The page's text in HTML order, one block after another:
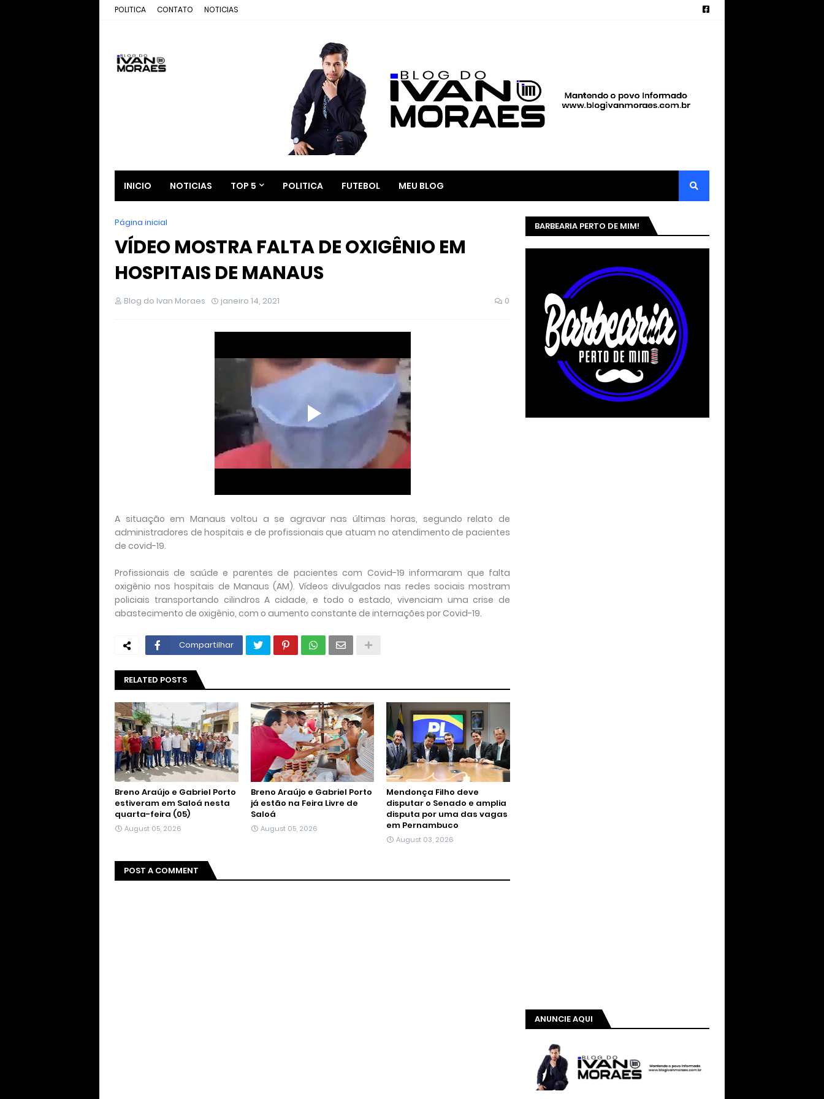
POLITICA CONTATO NOTICIAS
INICIO NOTICIAS TOP 5 POLITICA FUTEBOL MEU BLOG
Página inicial
VÍDEO MOSTRA FALTA DE OXIGÊNIO EM
HOSPITAIS DE MANAUS
Blog do Ivan Moraes janeiro 14, 2021 0
A situação em Manaus voltou a se agravar nas últimas horas, segundo relato de
administradores de hospitais e de profissionais que atuam no atendimento de pacientes
de covid-19.
Profissionais de saúde e parentes de pacientes com Covid-19 informaram que falta
oxigênio nos hospitais de Manaus (AM). Vídeos divulgados nas redes sociais mostram
policiais transportando cilindros A cidade, e todo o estado, vivenciam uma crise de
abastecimento de oxigênio, com o aumento constante de internações por Covid-19.
Compartilhar
RELATED POSTS
Breno Araújo e Gabriel Porto
estiveram em Saloá nesta
quarta-feira (05)
August 05, 2026
Breno Araújo e Gabriel Porto
já estão na Feira Livre de
Saloá
August 05, 2026
Mendonça Filho deve
disputar o Senado e amplia
disputa por uma das vagas
em Pernambuco
August 03, 2026
POST A COMMENT
BARBEARIA PERTO DE MIM!
ANUNCIE AQUI